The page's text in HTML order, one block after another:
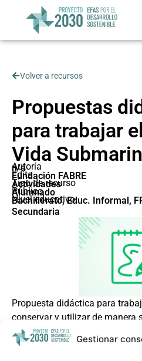
Gestionar
Volver a recursos
Propuestas
para trabajar
Vida
Autoría
n/a
Edita
Fundación FABRE
Tipo de recurso
Actividades
Público
Alumnado
Nivel educativo
Bachillerato,Educ. Informal,
Secundaria
Propuesta didáctica para
conservar y utilizar de manera
mares y recursos marinos.
diseñadas para diferentes